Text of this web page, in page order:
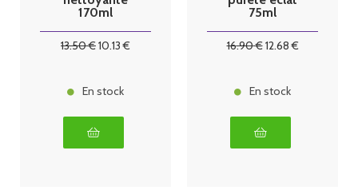
170ml
13.50€10.13 €
En stock
75ml
16.90€12.68€
En stock